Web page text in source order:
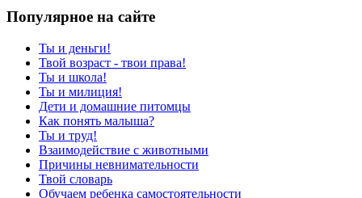
Популярное на сайте
Ты и деньги!
Твой возраст - твои права!
Ты и школа!
Ты и милиция!
Дети и домашние питомцы
Как понять малыша?
Ты и труд!
Взаимодействие с животными
Причины невнимательности
Твой словарь
Обучаем ребенка самостоятельности